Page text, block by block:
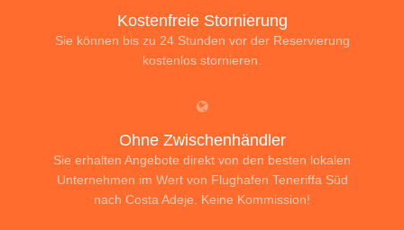
Kostenfreie Stornierung
Sie können bis zu 24 Stunden vor der Reservierung
kostenlos stornieren.
Ohne Zwischenhändler
Sie erhalten Angebote direkt von den besten lokalen
Unternehmen im Wert von Flughafen Teneriffa Süd
nach Costa Adeje. Keine Kommission!